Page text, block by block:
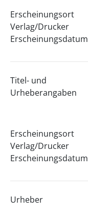
Erscheinungsort
Verlag/Drucker
Erscheinungsdatum
Titel- und
Urheberangaben
Erscheinungsort
Verlag/Drucker
Erscheinungsdatum
Urheber